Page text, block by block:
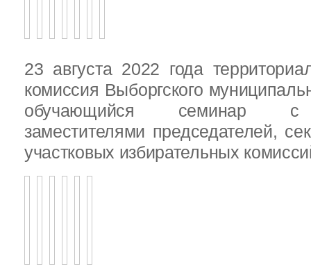
23 августа 2022 года
комиссия Выборгского
обучающийся семинар с
заместителями председателей,
участковых избирательных